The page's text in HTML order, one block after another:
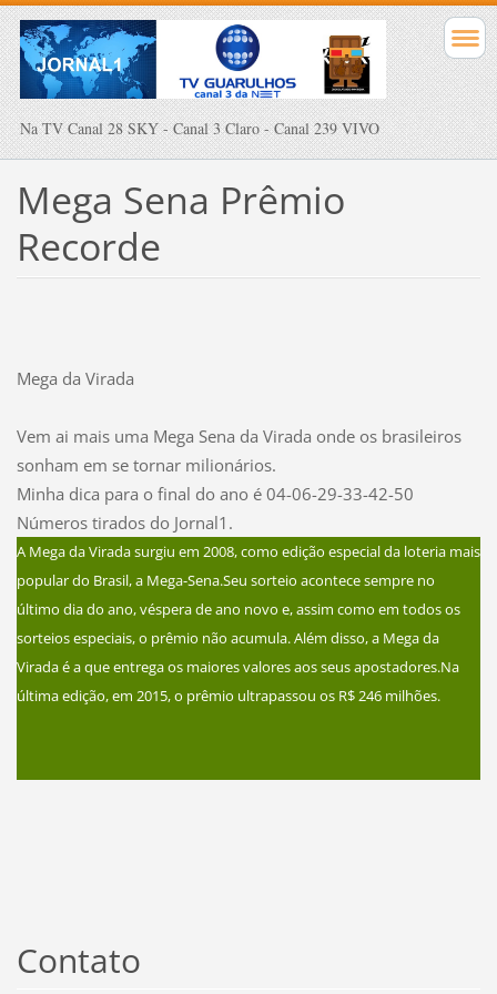
Na TV Canal 28 SKY - Canal 3 Claro - Canal 239 VIVO
Mega Sena Prêmio
Recorde
Mega da Virada
Vem ai mais uma Mega Sena da Virada onde os brasileiros
sonham em se tornar milionários.
Minha dica para o final do ano é 04-06-29-33-42-50
Números tirados do Jornal1.
A Mega da Virada surgiu em 2008, como edição especial da loteria mais
popular do Brasil, a Mega-Sena.Seu sorteio acontece sempre no
último dia do ano, véspera de ano novo e, assim como em todos os
sorteios especiais, o prêmio não acumula. Além disso, a Mega da
Virada é a que entrega os maiores valores aos seus apostadores.Na
última edição, em 2015, o prêmio ultrapassou os R$ 246 milhões.
Contato